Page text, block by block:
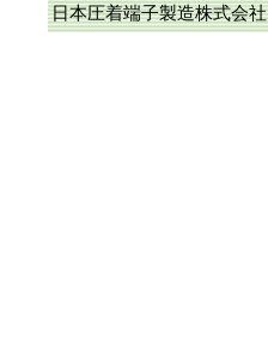
日本圧着端子製造株式会社